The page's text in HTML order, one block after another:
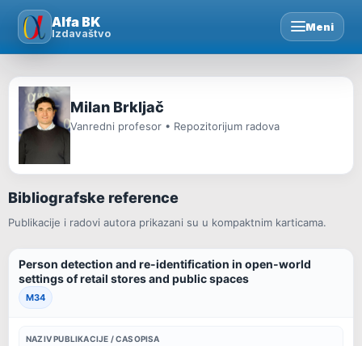
Alfa BK
Izdavaštvo Meni
Skip
content
Milan Brkljač
Vanredni profesor • Repozitorijum radova
Bibliografske reference
Publikacije i radovi autora prikazani su u kompaktnim karticama.
Person detection and re-identification in open-world
settings of retail stores and public spaces
M34
NAZIV PUBLIKACIJE / CASOPISA